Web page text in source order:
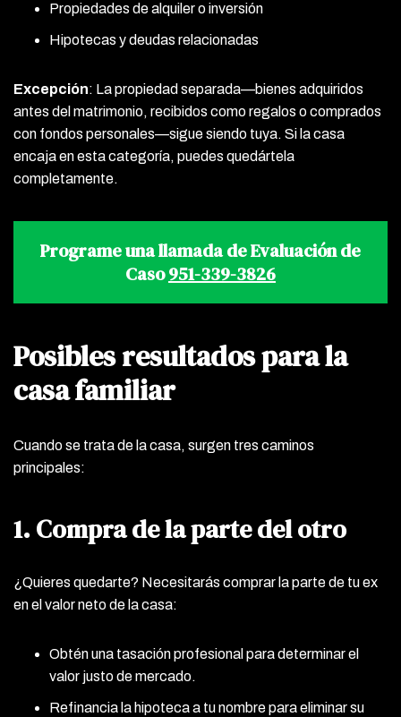
Propiedades de alquiler o inversión
Hipotecas y deudas relacionadas
Excepción: La propiedad separada—bienes adquiridos
antes del matrimonio, recibidos como regalos o comprados
con fondos personales—sigue siendo tuya. Si la casa
encaja en esta categoría, puedes quedártela
completamente.
Programe una llamada de Evaluación de
Caso951-339-3826
Posibles resultados para la
casa familiar
Cuando se trata de la casa, surgen tres caminos
principales:
1. Compra de la parte del otro
¿Quieres quedarte? Necesitarás comprar la parte de tu ex
en el valor neto de la casa:
Obtén una tasación profesional para determinar el
valor justo de mercado.
Refinancia la hipoteca a tu nombre para eliminar su